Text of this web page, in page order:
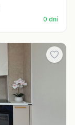
0 dní